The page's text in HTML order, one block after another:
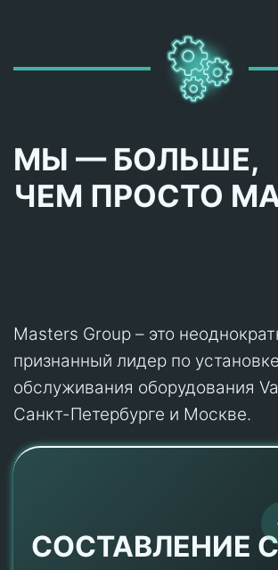
МЫ — БОЛЬШЕ,
ЧЕМ ПРОСТО
Masters Group – это
признанный лидер по
обслуживания оборудования
Санкт-Петербурге и Москве.
СОСТАВЛЕНИЕ